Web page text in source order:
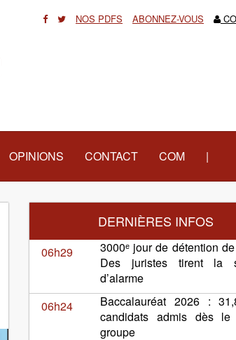
NOS PDFS ABONNEZ-VOUS
OPINIONS CONTACT COM |
DERNIÈRES INFOS
06h29
3000ᵉ jour de détention
Des juristes tirent la
d’alarme
06h24
Baccalauréat 2026 :
candidats admis dès le
groupe